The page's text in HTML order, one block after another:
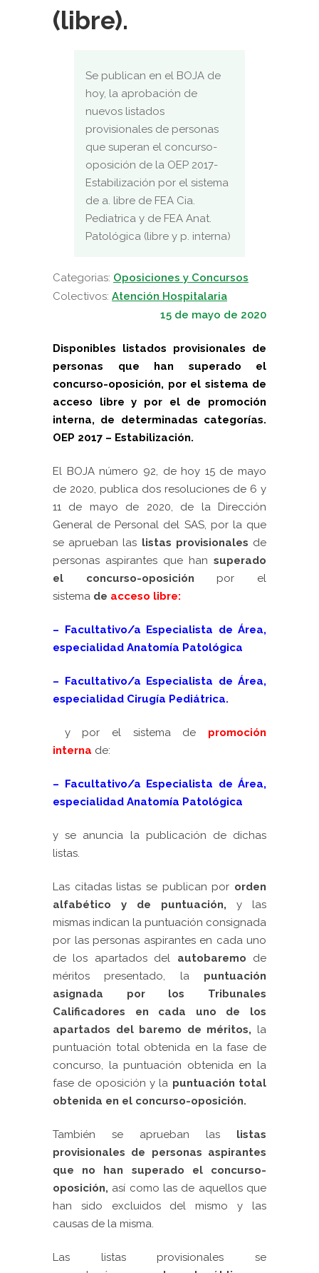
(libre).
Se publican en el BOJA de
hoy, la aprobación de
nuevos listados
provisionales de personas
que superan el concurso-
oposición de la OEP 2017-
Estabilización por el sistema
de a. libre de FEA Cia.
Pediatrica y de FEA Anat.
Patológica (libre y p. interna)
Categorias: Oposiciones y Concursos
Colectivos: Atención Hospitalaria
15 de mayo de 2020
Disponibles listados provisionales de
personas que han superado el
concurso-oposición, por el sistema de
acceso libre y por el de promoción
interna, de determinadas categorías.
OEP 2017 – Estabilización.
El BOJA número 92, de hoy 15 de mayo
de 2020, publica dos resoluciones de 6 y
11 de mayo de 2020, de la Dirección
General de Personal del SAS, por la que
se aprueban las listas provisionales de
personas aspirantes que han superado
el concurso-oposición por el
sistema de acceso libre:
– Facultativo/a Especialista de Área,
especialidad Anatomía Patológica
– Facultativo/a Especialista de Área,
especialidad Cirugía Pediátrica.
y por el sistema de promoción
interna de:
– Facultativo/a Especialista de Área,
especialidad Anatomía Patológica
y se anuncia la publicación de dichas
listas.
Las citadas listas se publican por orden
alfabético y de puntuación, y las
mismas indican la puntuación consignada
por las personas aspirantes en cada uno
de los apartados del autobaremo de
méritos presentado, la puntuación
asignada por los Tribunales
Calificadores en cada uno de los
apartados del baremo de méritos, la
puntuación total obtenida en la fase de
concurso, la puntuación obtenida en la
fase de oposición y la puntuación total
obtenida en el concurso-oposición.
También se aprueban las listas
provisionales de personas aspirantes
que no han superado el concurso-
oposición, así como las de aquellos que
han sido excluidos del mismo y las
causas de la misma.
Las listas provisionales se